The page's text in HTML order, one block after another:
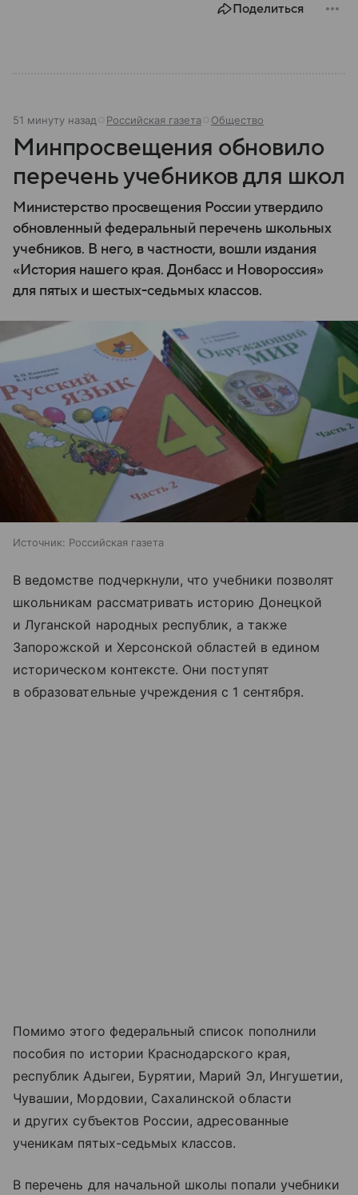
Поделиться
51 минуту назад Российская газета Общество
Минпросвещения обновило
перечень учебников для школ
Министерство просвещения России утвердило
обновленный федеральный перечень школьных
учебников. В него, в частности, вошли издания
«История нашего края. Донбасс и Новороссия»
для пятых и шестых-седьмых классов.
Источник: Российская газета
В ведомстве подчеркнули, что учебники позволят
школьникам рассматривать историю Донецкой
и Луганской народных республик, а также
Запорожской и Херсонской областей в едином
историческом контексте. Они поступят
в образовательные учреждения с 1 сентября.
Помимо этого федеральный список пополнили
пособия по истории Краснодарского края,
республик Адыгеи, Бурятии, Марий Эл, Ингушетии,
Чувашии, Мордовии, Сахалинской области
и других субъектов России, адресованные
ученикам пятых-седьмых классов.
В перечень для начальной школы попали учебники